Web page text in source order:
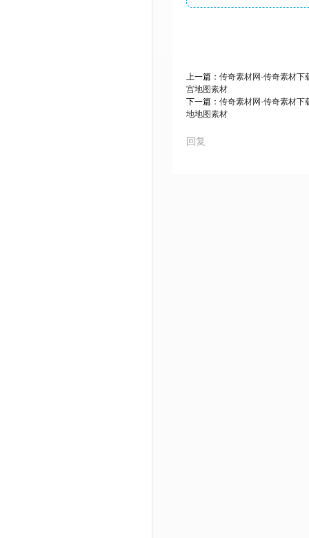
上一篇： 传奇素材网-传奇素材下
宫地图素材
下一篇： 传奇素材网-传奇素材下
地地图素材
回复